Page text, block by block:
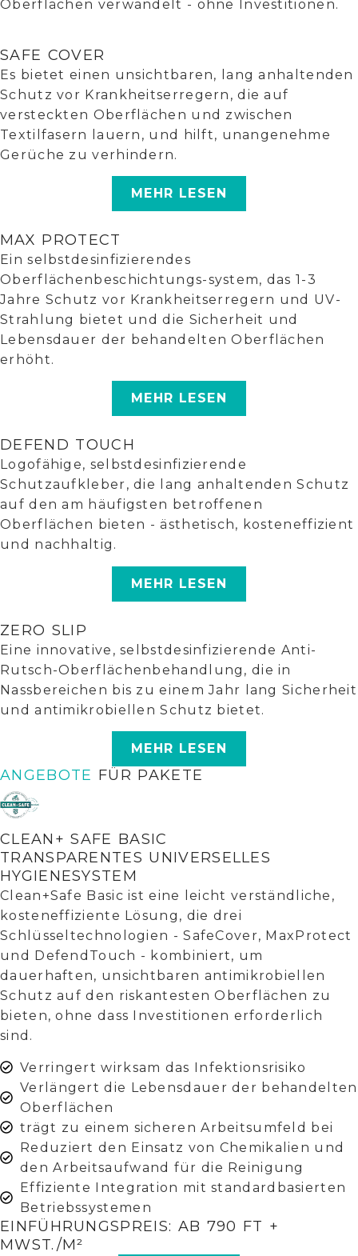
Oberflächen verwandelt - ohne Investitionen.
SAFE COVER
Es bietet einen unsichtbaren, lang anhaltenden
Schutz vor Krankheitserregern, die auf
versteckten Oberflächen und zwischen
Textilfasern lauern, und hilft, unangenehme
Gerüche zu verhindern.
MEHR LESEN
MAX PROTECT
Ein selbstdesinfizierendes
Oberflächenbeschichtungs-system, das 1-3
Jahre Schutz vor Krankheitserregern und UV-
Strahlung bietet und die Sicherheit und
Lebensdauer der behandelten Oberflächen
erhöht.
MEHR LESEN
DEFEND TOUCH
Logofähige, selbstdesinfizierende
Schutzaufkleber, die lang anhaltenden Schutz
auf den am häufigsten betroffenen
Oberflächen bieten - ästhetisch, kosteneffizient
und nachhaltig.
MEHR LESEN
ZERO SLIP
Eine innovative, selbstdesinfizierende Anti-
Rutsch-Oberflächenbehandlung, die in
Nassbereichen bis zu einem Jahr lang Sicherheit
und antimikrobiellen Schutz bietet.
MEHR LESEN
ANGEBOTE FÜR PAKETE
CLEAN+ SAFE BASIC
TRANSPARENTES UNIVERSELLES
HYGIENESYSTEM
Clean+Safe Basic ist eine leicht verständliche,
kosteneffiziente Lösung, die drei
Schlüsseltechnologien - SafeCover, MaxProtect
und DefendTouch - kombiniert, um
dauerhaften, unsichtbaren antimikrobiellen
Schutz auf den riskantesten Oberflächen zu
bieten, ohne dass Investitionen erforderlich
sind.
Verringert wirksam das Infektionsrisiko
Verlängert die Lebensdauer der behandelten
Oberflächen
trägt zu einem sicheren Arbeitsumfeld bei
Reduziert den Einsatz von Chemikalien und
den Arbeitsaufwand für die Reinigung
Effiziente Integration mit standardbasierten
Betriebssystemen
EINFÜHRUNGSPREIS: AB 790 FT +
MWST./M²